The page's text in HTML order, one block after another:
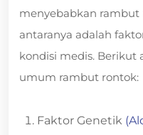
menyebabkan rambut
antaranya adalah
kondisi medis. Berikut
umum rambut rontok:
Faktor Genetik